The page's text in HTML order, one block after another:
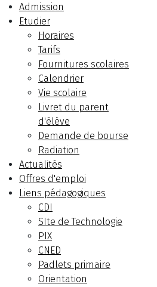
Admission
Etudier
Horaires
Tarifs
Fournitures scolaires
Calendrier
Vie scolaire
Livret du parent
d'élève
Demande de bourse
Radiation
Actualités
Offres d'emploi
Liens pédagogiques
CDI
SIte de Technologie
PIX
CNED
Padlets primaire
Orientation